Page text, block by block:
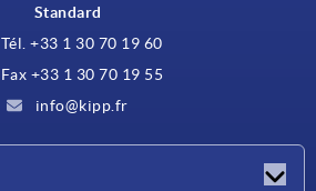
Standard
Tél. +33 1 30 70 19 60
Fax +33 1 30 70 19 55
info@kipp.fr